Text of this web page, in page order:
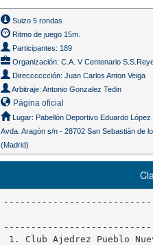
Suizo 5 rondas
Ritmo de juego 15m.
Participantes: 189
Organización: C.A. V Centenario
Direcccccción: Juan Carlos Anton Veiga
Arbitraje: Antonio Gonzalez Tedin
Página oficial
Lugar: Pabellón Deportivo Eduardo López
Avda. Aragón s/n - 28702 San Sebastián de
(Madrid)
1. Club Ajedrez